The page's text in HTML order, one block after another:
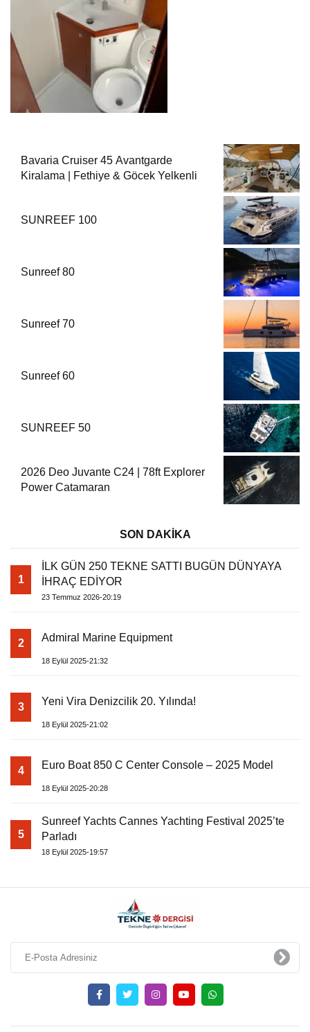
Bavaria Cruiser 45 Avantgarde
Kiralama | Fethiye & Göcek Yelkenli
SUNREEF 100
Sunreef 80
Sunreef 70
Sunreef 60
SUNREEF 50
2026 Deo Juvante C24 | 78ft Explorer
Power Catamaran
SON DAKİKA
1
İLK GÜN 250 TEKNE SATTI BUGÜN DÜNYAYA
İHRAÇ EDİYOR
23 Temmuz 2026-20:19
2 Admiral Marine Equipment
18 Eylül 2025-21:32
3 Yeni Vira Denizcilik 20. Yılında!
18 Eylül 2025-21:02
4 Euro Boat 850 C Center Console – 2025 Model
18 Eylül 2025-20:28
5
Sunreef Yachts Cannes Yachting Festival 2025’te
Parladı
18 Eylül 2025-19:57